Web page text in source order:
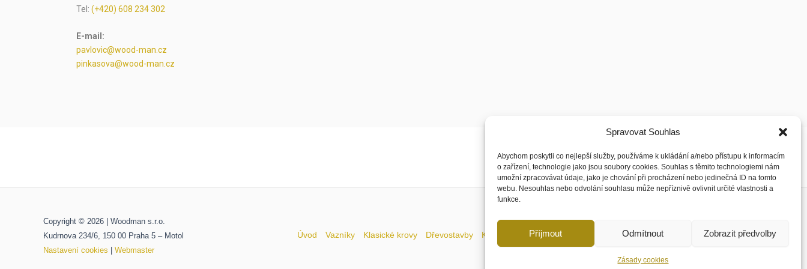
Spravovat Souhlas
Abychom poskytli co nejlepší služby, používáme k ukládání a/nebo přístupu k informacím
o zařízení, technologie jako jsou soubory cookies. Souhlas s těmito technologiemi nám
umožní zpracovávat údaje, jako je chování při procházení nebo jedinečná ID na tomto
webu. Nesouhlas nebo odvolání souhlasu může nepříznivě ovlivnit určité vlastnosti a
funkce.
Příjmout Odmítnout Zobrazit předvolby
Zásady cookies
Tel: (+420) 608 234 302
E-mail:
pavlovic@wood-man.cz
pinkasova@wood-man.cz
Copyright © 2026 | Woodman s.r.o.
Kudrnova 234/6, 150 00 Praha 5 – Motol
Nastavení cookies
Webmaster
Úvod Vazníky Klasické krovy Dřevostavby Kontakt
Pinkasova@wood-man.cz